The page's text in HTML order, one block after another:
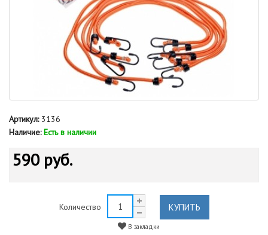
Артикул:3136
Наличие: Есть в наличии
590 руб.
Количество КУПИТЬ
В закладки